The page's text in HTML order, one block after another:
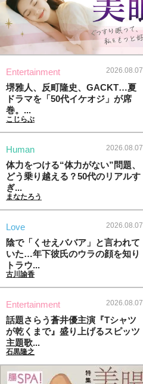
Entertainment 2026.08.07
堺雅人、反町隆史、GACKT…夏
ドラマを「50代イケオジ」が席
巻。...
こじらぶ
Human 2026.08.07
体力をつける“体力がない”問題、
どう乗り越える？50代のリアルす
ぎ...
まなたろう
Love 2026.08.07
陰で「くせえババア」と言われて
いた…年下彼氏のウラの顔を知り
トラウ...
古川諭香
Entertainment 2026.08.07
話題さらう蒼井優主演『Tシャツ
が乾くまで』盛り上げるスピッツ
主題歌...
石黒隆之